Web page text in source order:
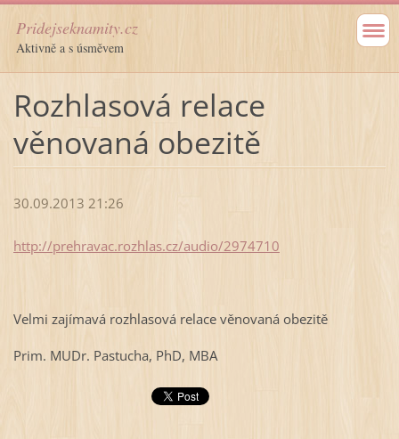
Pridejseknamity.cz
Aktivně a s úsměvem
Rozhlasová relace
věnovaná obezitě
30.09.2013 21:26
http://prehravac.rozhlas.cz/audio/2974710
Velmi zajímavá rozhlasová relace věnovaná obezitě
Prim. MUDr. Pastucha, PhD, MBA